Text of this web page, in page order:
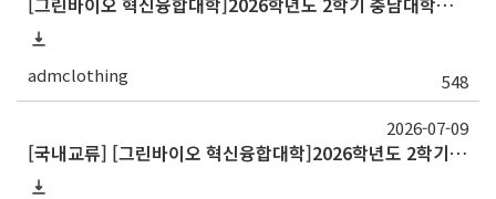
admclothing 548
[국내교류] [그린바이오 혁신융합대학]2026학년도 2학기 전남대학교 교류 (~7.10)
2026-07-09